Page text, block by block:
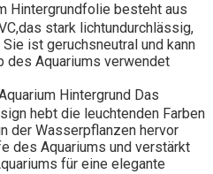
Hintergrundfolie besteht aus
stark lichtundurchlässig,
ist geruchsneutral und kann
des Aquariums verwendet
Hintergrund Das
hebt die leuchtenden Farben
der Wasserpflanzen hervor
des Aquariums und verstärkt
für eine elegante